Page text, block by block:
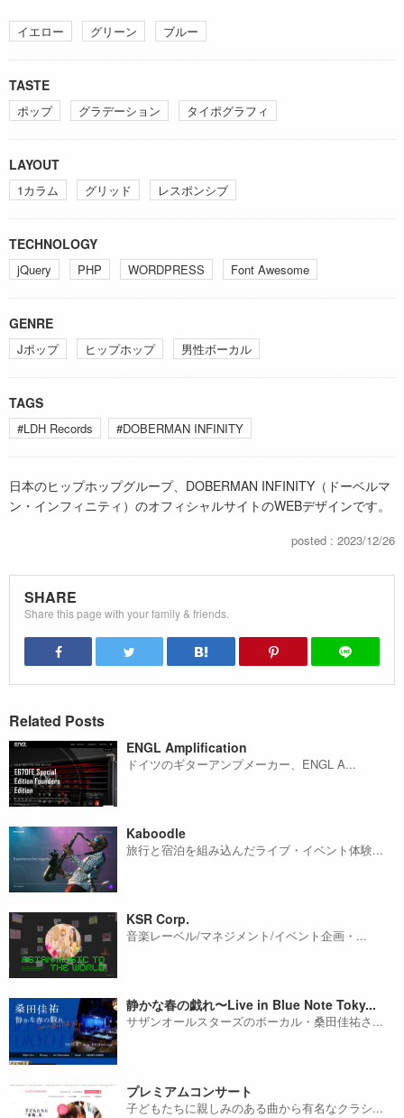
イエロー グリーン ブルー
TASTE
ポップ グラデーション タイポグラフィ
LAYOUT
1カラム グリッド レスポンシブ
TECHNOLOGY
jQuery PHP WORDPRESS Font Awesome
GENRE
Jポップ ヒップホップ 男性ボーカル
TAGS
#LDH Records #DOBERMAN INFINITY
日本のヒップホップグループ、DOBERMAN INFINITY（ドーベルマ
ン・インフィニティ）のオフィシャルサイトのWEBデザインです。
posted : 2023/12/26
SHARE
Share this page with your family & friends.
Related Posts
ENGL Amplification
ドイツのギターアンプメーカー、ENGL A...
Kaboodle
旅行と宿泊を組み込んだライブ・イベント体験...
KSR Corp.
音楽レーベル/マネジメント/イベント企画・...
静かな春の戯れ〜Live in Blue Note Toky...
サザンオールスターズのボーカル・桑田佳祐さ...
プレミアムコンサート
子どもたちに親しみのある曲から有名なクラシ...